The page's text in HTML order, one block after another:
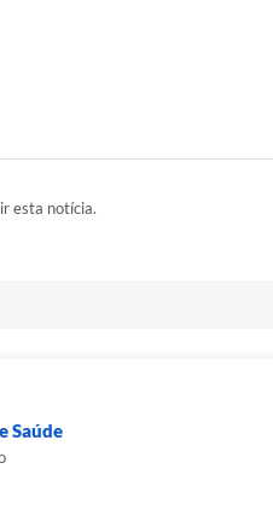
esta notícia.
Saúde